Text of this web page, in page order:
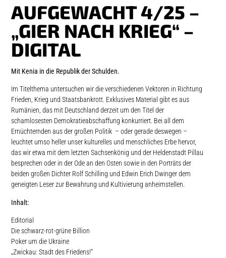
AUFGEWACHT 4/25 –
„GIER NACH KRIEG“ –
DIGITAL
Mit Kenia in die Republik der Schulden.
Im Titelthema untersuchen wir die verschiedenen Vektoren in Richtung
Frieden, Krieg und Staatsbankrott. Exklusives Material gibt es aus
Rumänien, das mit Deutschland derzeit um den Titel der
schamlosesten Demokratieabschaffung konkurriert. Bei all dem
Ernüchternden aus der großen Politik – oder gerade deswegen –
leuchtet umso heller unser kulturelles und menschliches Erbe hervor,
das wir etwa mit dem letzten Sachsenkönig und der Heldenstadt Pillau
besprechen oder in der Ode an den Osten sowie in den Porträts der
beiden großen Dichter Rolf Schilling und Edwin Erich Dwinger dem
geneigten Leser zur Bewahrung und Kultivierung anheimstellen.
Inhalt:
Editorial
Die schwarz-rot-grüne Billion
Poker um die Ukraine
„Zwickau: Stadt des Friedens!“